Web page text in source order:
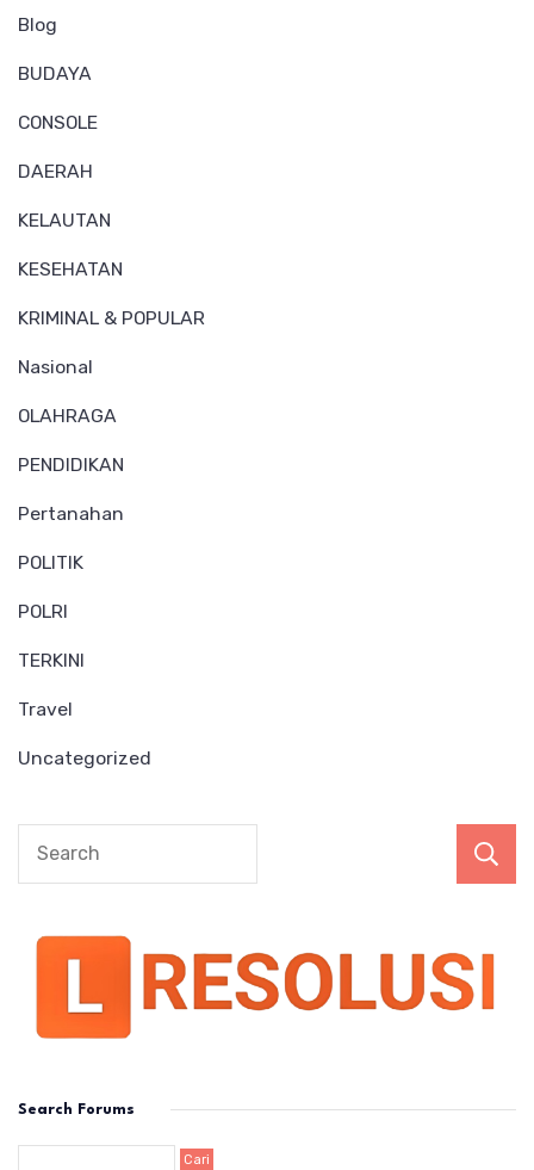
Blog
BUDAYA
CONSOLE
DAERAH
KELAUTAN
KESEHATAN
KRIMINAL & POPULAR
Nasional
OLAHRAGA
PENDIDIKAN
Pertanahan
POLITIK
POLRI
TERKINI
Travel
Uncategorized
Search Forums